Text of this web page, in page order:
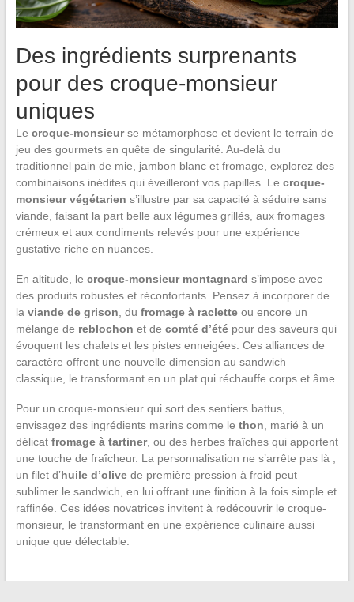
Des ingrédients surprenants
pour des croque-monsieur
uniques
Le croque-monsieurse métamorphose et devient le terrain de
jeu des gourmets en quête de singularité. Au-delà du
traditionnel pain de mie, jambon blanc et fromage, explorez des
combinaisons inédites qui éveilleront vos papilles. Le croque-
monsieur végétarien s’illustre par sa capacité à séduire sans
viande, faisant la part belle aux légumes grillés, aux fromages
crémeux et aux condiments relevés pour une expérience
gustative riche en nuances.
En altitude, le croque-monsieur montagnard s’impose avec
des produits robustes et réconfortants. Pensez à incorporer de
la viande de grison , du fromage à racletteou encore un
mélange de reblochon et de comté d’étépour des saveurs qui
évoquent les chalets et les pistes enneigées. Ces alliances de
caractère offrent une nouvelle dimension au sandwich
classique, le transformant en un plat qui réchauffe corps et âme.
Pour un croque-monsieur qui sort des sentiers battus,
envisagez des ingrédients marins comme le thon , marié à un
délicat fromage à tartiner, ou des herbes fraîches qui apportent
une touche de fraîcheur. La personnalisation ne s’arrête pas là ;
un filet d’huile d’olivede première pression à froid peut
sublimer le sandwich, en lui offrant une finition à la fois simple et
raffinée. Ces idées novatrices invitent à redécouvrir le croque-
monsieur, le transformant en une expérience culinaire aussi
unique que délectable.